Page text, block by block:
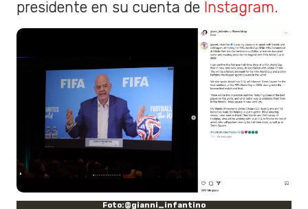
presidente en su cuenta de Instagram.
Foto:@gianni_infantino